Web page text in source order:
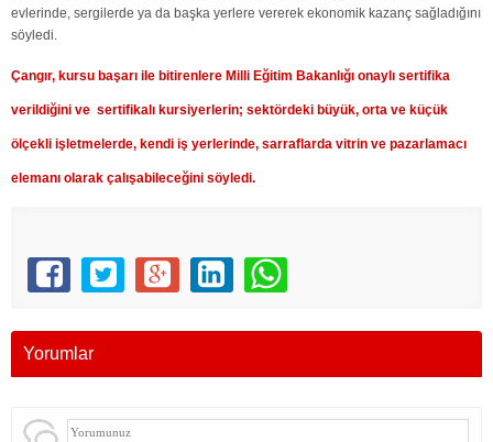
evlerinde, sergilerde ya da başka yerlere vererek ekonomik kazanç sağladığını
söyledi.
Çangır, kursu başarı ile bitirenlere Milli Eğitim Bakanlığı onaylı sertifika
verildiğini ve sertifikalı kursiyerlerin; sektördeki büyük, orta ve küçük
ölçekli işletmelerde, kendi iş yerlerinde, sarraflarda vitrin ve pazarlamacı
elemanı olarak çalışabileceğini söyledi.
Yorumlar